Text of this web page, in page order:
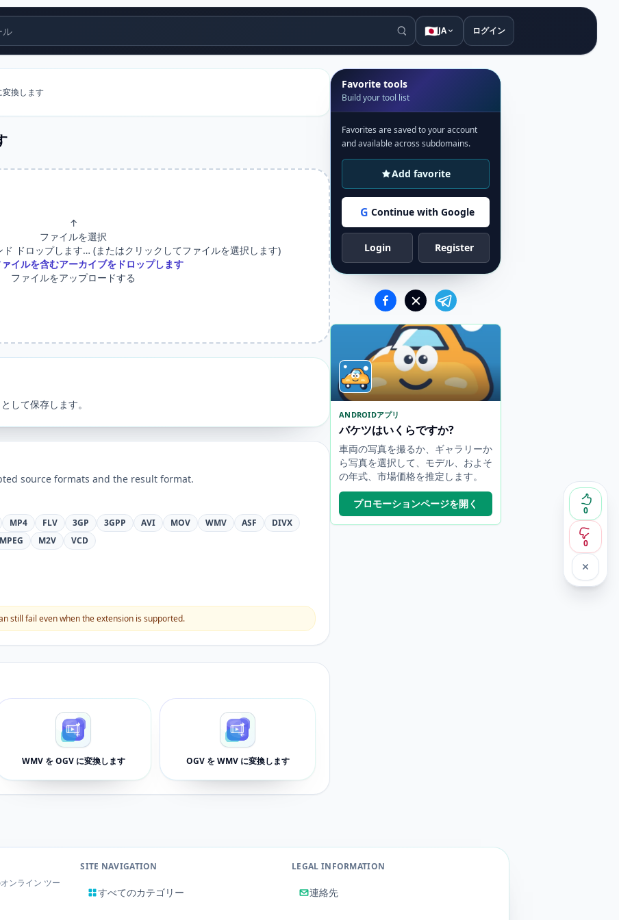
🇯🇵JA ログイン
変換します
0
0
↑
ファイルを選択
ドロップします… (またはクリックしてファイルを選択します)
イルを含むアーカイブをドロップします
ファイルをアップロードする
して保存します。
source formats and the result format.
MP4 FLV 3GP 3GPP AVI MOV WMV ASF
DIVX
MPEG M2V VCD
still fail even when the extension is supported.
WMV を OGV に変換します OGV を WMV に変換します
Favorite tools
Build your tool list
Favorites are saved to your account
and available across subdomains.
Add favorite
G Continue with Google
Login Register
ANDROIDアプリ
バケツはいくらですか?
車両の写真を撮るか、ギャラリーか
ら写真を選択して、モデル、およそ
の年式、市場価格を推定します。
プロモーションページを開く
ンライン ツー
SITE NAVIGATION
すべてのカテゴリー
LEGAL INFORMATION
連絡先